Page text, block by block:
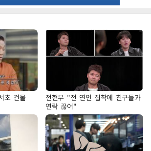
초 건물
전현무 "전 연인 집착에 친구들과
연락 끊어"